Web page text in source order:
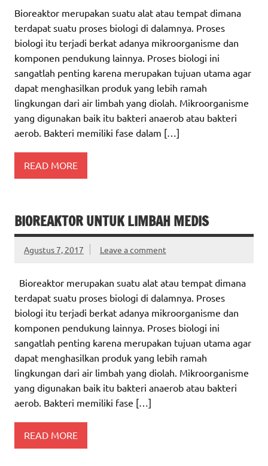
Bioreaktor merupakan suatu alat atau tempat dimana
terdapat suatu proses biologi di dalamnya. Proses
biologi itu terjadi berkat adanya mikroorganisme dan
komponen pendukung lainnya. Proses biologi ini
sangatlah penting karena merupakan tujuan utama agar
dapat menghasilkan produk yang lebih ramah
lingkungan dari air limbah yang diolah. Mikroorganisme
yang digunakan baik itu bakteri anaerob atau bakteri
aerob. Bakteri memiliki fase dalam […]
READ MORE
BIOREAKTOR UNTUK LIMBAH MEDIS
Agustus 7, 2017 Leave a comment
Bioreaktor merupakan suatu alat atau tempat dimana
terdapat suatu proses biologi di dalamnya. Proses
biologi itu terjadi berkat adanya mikroorganisme dan
komponen pendukung lainnya. Proses biologi ini
sangatlah penting karena merupakan tujuan utama agar
dapat menghasilkan produk yang lebih ramah
lingkungan dari air limbah yang diolah. Mikroorganisme
yang digunakan baik itu bakteri anaerob atau bakteri
aerob. Bakteri memiliki fase […]
READ MORE